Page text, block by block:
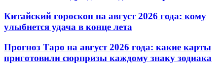
Китайский гороскоп на август 2026 года: кому
улыбнется удача в конце лета
Прогноз Таро на август 2026 года: какие карты
приготовили сюрпризы каждому знаку зодиака